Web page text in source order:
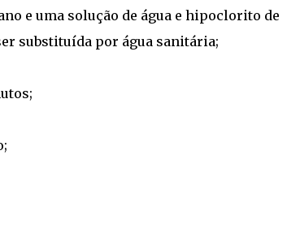
e uma solução de água e hipoclorito de
substituída por água sanitária;